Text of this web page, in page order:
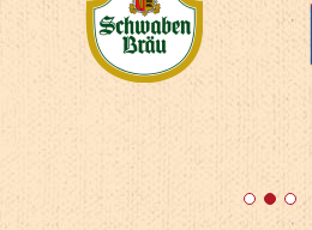
1 2 3